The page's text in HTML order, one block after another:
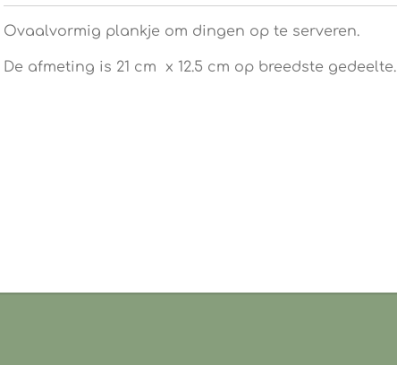
Ovaalvormig plankje om dingen op te serveren.
De afmeting is 21 cm x 12.5 cm op breedste gedeelte.